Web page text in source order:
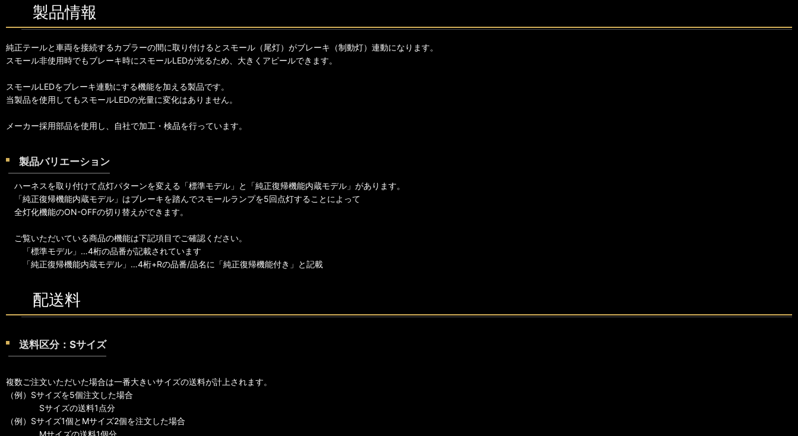
製品情報
純正テールと車両を接続するカプラーの間に取り付けるとスモール（尾灯）がブレーキ（制動灯）連動になります。
スモール非使用時でもブレーキ時にスモールLEDが光るため、大きくアピールできます。
スモールLEDをブレーキ連動にする機能を加える製品です。
当製品を使用してもスモールLEDの光量に変化はありません。
メーカー採用部品を使用し、自社で加工・検品を行っています。
製品バリエーション
ハーネスを取り付けて点灯パターンを変える「標準モデル」と「純正復帰機能内蔵モデル」があります。
「純正復帰機能内蔵モデル」はブレーキを踏んでスモールランプを5回点灯することによって
全灯化機能のON-OFFの切り替えができます。
ご覧いただいている商品の機能は下記項目でご確認ください。
「標準モデル」…4桁の品番が記載されています
「純正復帰機能内蔵モデル」…4桁+Rの品番/品名に「純正復帰機能付き」と記載
配送料
送料区分：Sサイズ
複数ご注文いただいた場合は一番大きいサイズの送料が計上されます。
（例）Sサイズを5個注文した場合
Sサイズの送料1点分
（例）Sサイズ1個とMサイズ2個を注文した場合